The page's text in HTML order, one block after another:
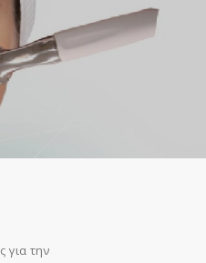
για την